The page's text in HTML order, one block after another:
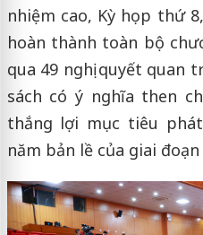
nhiệm cao, Kỳ họp thứ
hoàn thành toàn bộ
qua 49 nghị quyết quan
sách có ý nghĩa then
thắng lợi mục tiêu
năm bản lề của giai đoạn